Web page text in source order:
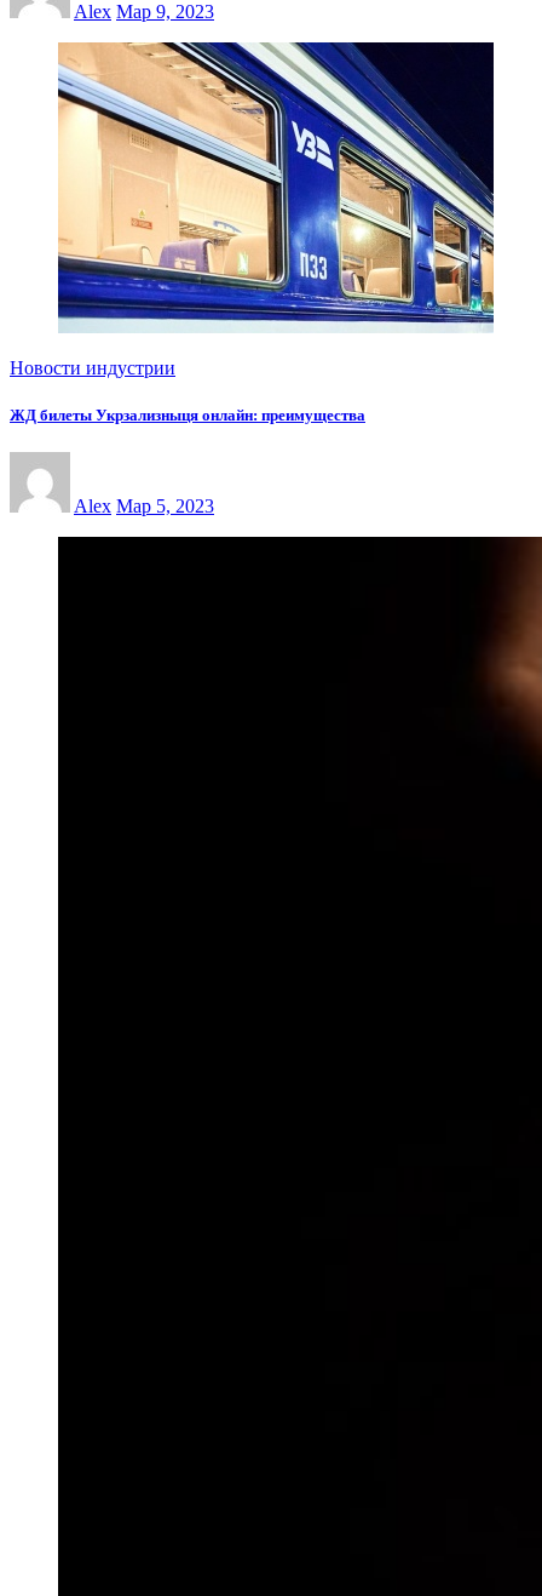
Alex Мар 9, 2023
Новости индустрии
ЖД билеты Укрзализныця онлайн: преимущества
Alex Мар 5, 2023